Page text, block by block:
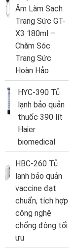
Âm Làm Sạch
Trang Sức GT-
X3 180ml –
Chăm Sóc
Trang Sức
Hoàn Hảo
HYC-390 Tủ
lạnh bảo quản
thuốc 390 lít
Haier
biomedical
HBC-260 Tủ
lạnh bảo quản
vaccine đạt
chuẩn, tích hợp
công nghệ
chống đông tối
ưu